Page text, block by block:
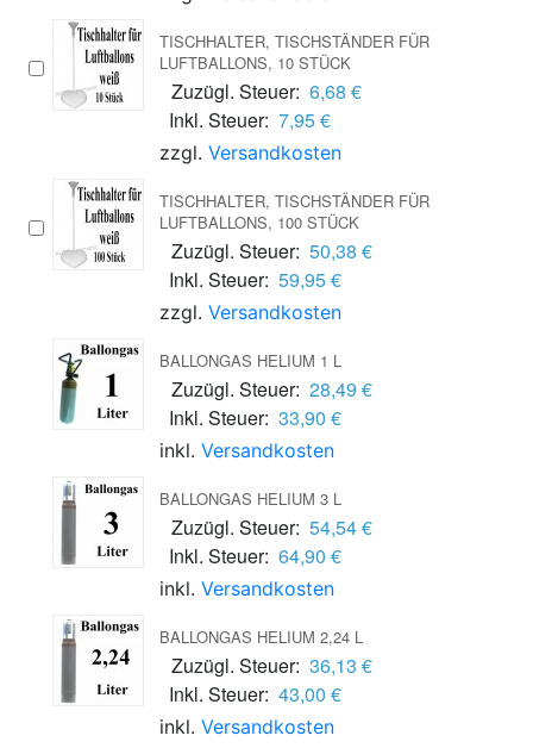
TISCHHALTER, TISCHSTÄNDER FÜR
LUFTBALLONS, 10 STÜCK
Zuzügl. Steuer: 6,68 €
Inkl. Steuer: 7,95 €
zzgl. Versandkosten
TISCHHALTER, TISCHSTÄNDER FÜR
LUFTBALLONS, 100 STÜCK
Zuzügl. Steuer: 50,38 €
Inkl. Steuer: 59,95 €
zzgl. Versandkosten
BALLONGAS HELIUM 1 L
Zuzügl. Steuer: 28,49 €
Inkl. Steuer: 33,90 €
inkl. Versandkosten
BALLONGAS HELIUM 3 L
Zuzügl. Steuer: 54,54 €
Inkl. Steuer: 64,90 €
inkl. Versandkosten
BALLONGAS HELIUM 2,24 L
Zuzügl. Steuer: 36,13 €
Inkl. Steuer: 43,00 €
inkl. Versandkosten